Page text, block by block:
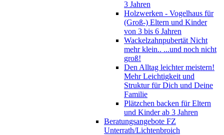
3 Jahren
Holzwerken - Vogelhaus für
(Groß-) Eltern und Kinder
von 3 bis 6 Jahren
Wackelzahnpubertät Nicht
mehr klein.. ...und noch nicht
groß!
Den Alltag leichter meistern!
Mehr Leichtigkeit und
Struktur für Dich und Deine
Familie
Plätzchen backen für Eltern
und Kinder ab 3 Jahren
Beratungsangebote FZ
Unterrath/Lichtenbroich